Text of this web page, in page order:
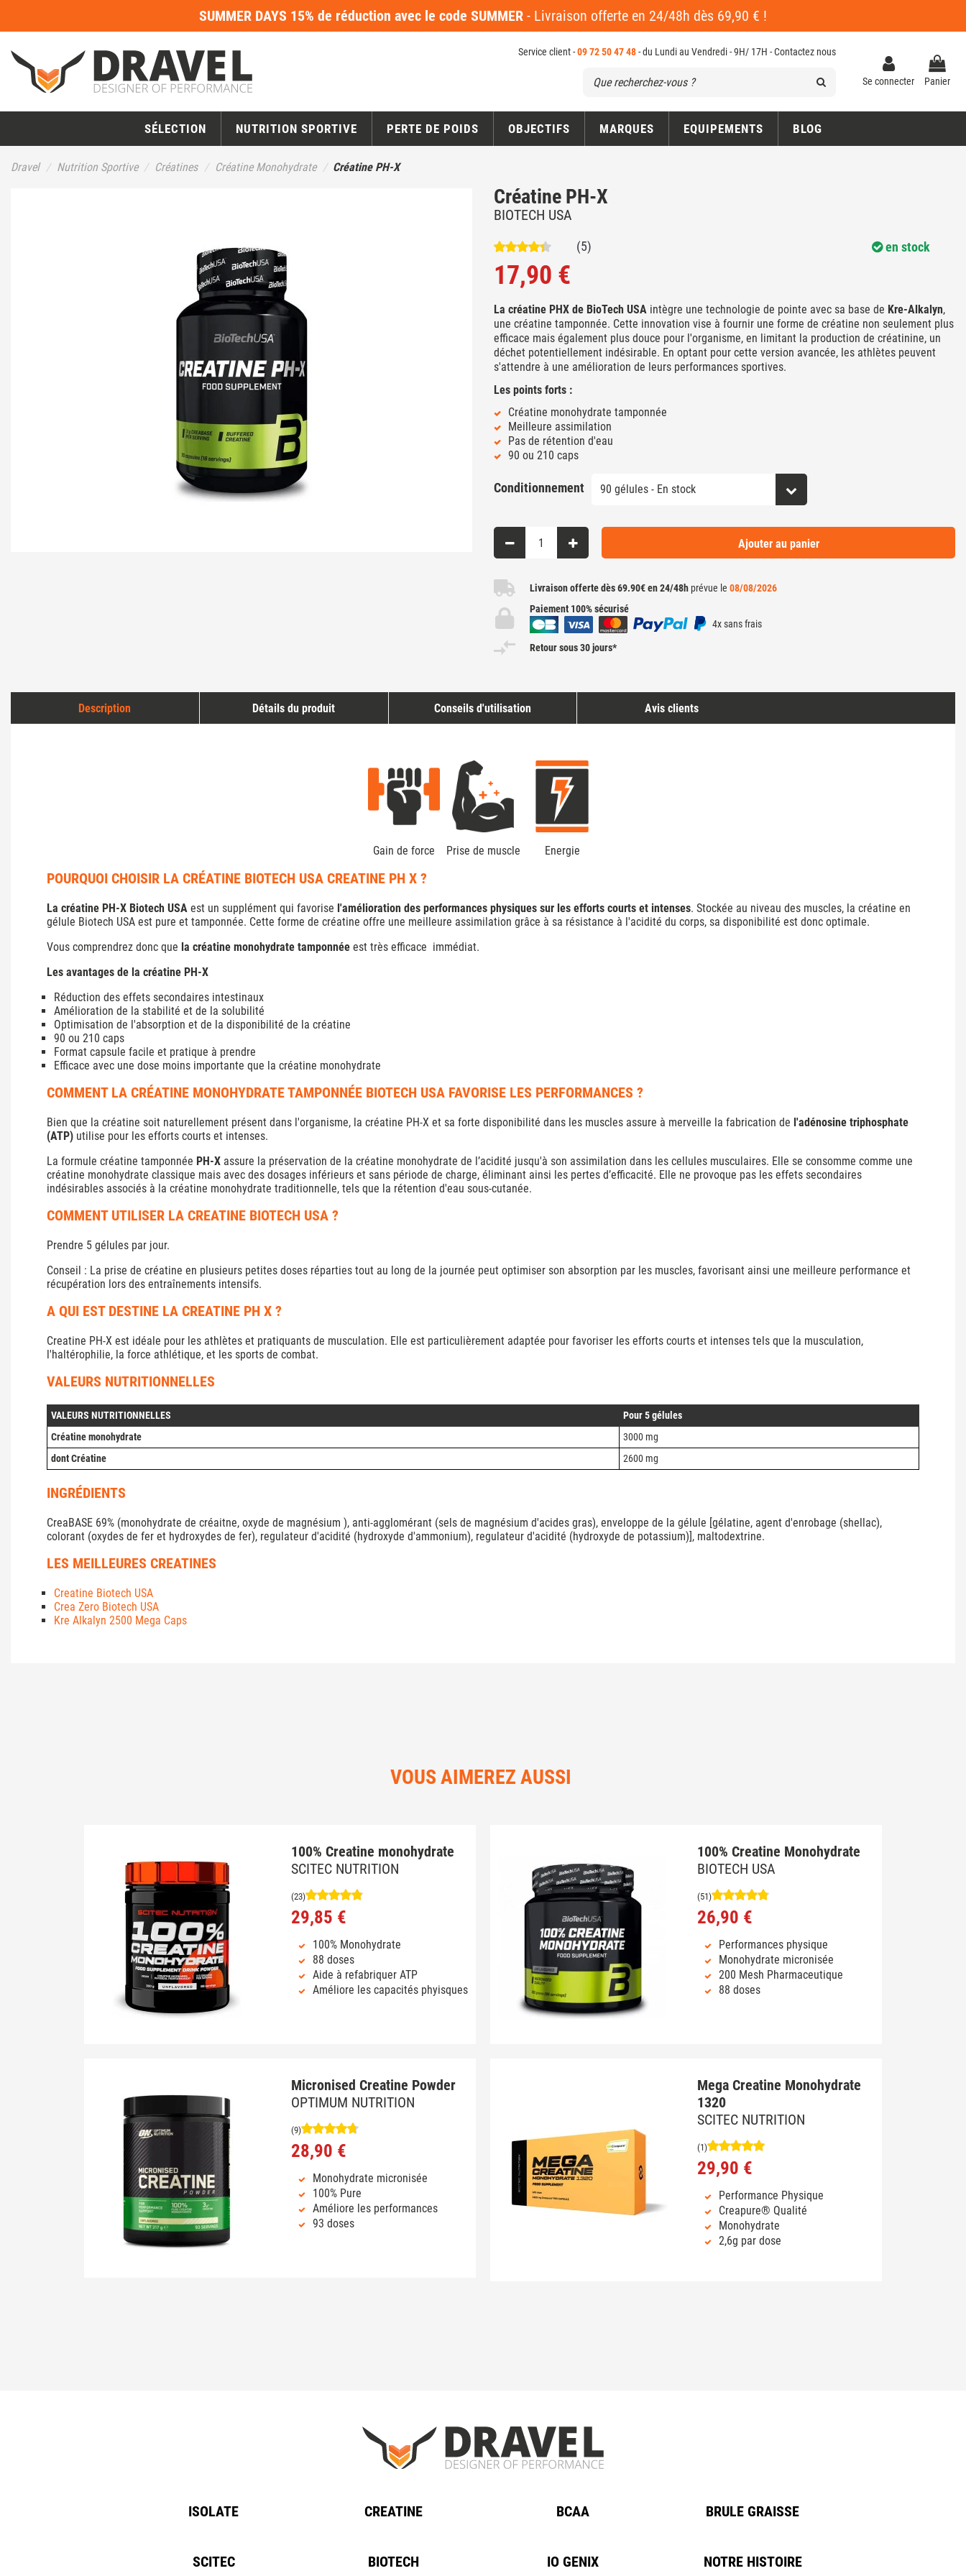
SUMMER DAYS 15% de réduction avec le code SUMMER - Livraison offerte en 24/48h dès 69,90 € !
Service client -09 72 50 47 48- du Lundi au Vendredi - 9H/ 17H -Contactez nous
Se connecter Panier
SÉLECTION NUTRITION SPORTIVE PERTE DE POIDS OBJECTIFS MARQUES EQUIPEMENTS BLOG
Dravel Nutrition Sportive Créatines Créatine Monohydrate Créatine PH-X
Créatine PH-X
BIOTECH USA
(5)
17,90 €
La créatine PHX de BioTech USA intègre une technologie de pointe avec sa base de Kre-Alkalyn,
une créatine tamponnée. Cette innovation vise à fournir une forme de créatine non seulement plus
efficace mais également plus douce pour l'organisme, en limitant la production de créatinine, un
déchet potentiellement indésirable. En optant pour cette version avancée, les athlètes peuvent
s'attendre à une amélioration de leurs performances sportives.
Les points forts :
Créatine monohydrate tamponnée
Meilleure assimilation
Pas de rétention d'eau
90 ou 210 caps
Conditionnement
Ajouter au panier
Livraison offerte dès 69.90€ en 24/48h prévue le 08/08/2026
Paiement 100% sécurisé
4x sans frais
Retour sous 30 jours*
en stock
Description Détails du produit Conseils d'utilisation Avis clients
Gain de force Prise de muscle Energie
POURQUOI CHOISIR LA CRÉATINE BIOTECH USA CREATINE PH X ?
La créatine PH-X Biotech USA est un supplément qui favorise l'amélioration des performances physiques sur les efforts courts et intenses. Stockée au niveau des muscles, la créatine en
gélule Biotech USA est pure et tamponnée. Cette forme de créatine offre une meilleure assimilation grâce à sa résistance à l'acidité du corps, sa disponibilité est donc optimale.
Vous comprendrez donc que la créatine monohydrate tamponnée est très efficace immédiat.
Les avantages de la créatine PH-X
Réduction des effets secondaires intestinaux
Amélioration de la stabilité et de la solubilité
Optimisation de l'absorption et de la disponibilité de la créatine
90 ou 210 caps
Format capsule facile et pratique à prendre
Efficace avec une dose moins importante que la créatine monohydrate
COMMENT LA CRÉATINE MONOHYDRATE TAMPONNÉE BIOTECH USA FAVORISE LES PERFORMANCES ?
Bien que la créatine soit naturellement présent dans l'organisme, la créatine PH-X et sa forte disponibilité dans les muscles assure à merveille la fabrication de l'adénosine triphosphate
(ATP) utilise pour les efforts courts et intenses.
La formule créatine tamponnée PH-X assure la préservation de la créatine monohydrate de l’acidité jusqu'à son assimilation dans les cellules musculaires. Elle se consomme comme une
créatine monohydrate classique mais avec des dosages inférieurs et sans période de charge, éliminant ainsi les pertes d’efficacité. Elle ne provoque pas les effets secondaires
indésirables associés à la créatine monohydrate traditionnelle, tels que la rétention d'eau sous-cutanée.
COMMENT UTILISER LA CREATINE BIOTECH USA ?
Prendre 5 gélules par jour.
Conseil : La prise de créatine en plusieurs petites doses réparties tout au long de la journée peut optimiser son absorption par les muscles, favorisant ainsi une meilleure performance et
récupération lors des entraînements intensifs.
A QUI EST DESTINE LA CREATINE PH X ?
Creatine PH-X est idéale pour les athlètes et pratiquants de musculation. Elle est particulièrement adaptée pour favoriser les efforts courts et intenses tels que la musculation,
l'haltérophilie, la force athlétique, et les sports de combat.
VALEURS NUTRITIONNELLES
VALEURS NUTRITIONNELLES
Pour 5 gélules
Créatine monohydrate
3000 mg
dont Créatine
2600 mg
INGRÉDIENTS
CreaBASE 69% (monohydrate de créaitne, oxyde de magnésium ), anti-agglomérant (sels de magnésium d'acides gras), enveloppe de la gélule [gélatine, agent d'enrobage (shellac),
colorant (oxydes de fer et hydroxydes de fer), regulateur d'acidité (hydroxyde d'ammonium), regulateur d'acidité (hydroxyde de potassium)], maltodextrine.
LES MEILLEURES CREATINES
Creatine Biotech USA
Crea Zero Biotech USA
Kre Alkalyn 2500 Mega Caps
VOUS AIMEREZ AUSSI
100% Creatine monohydrate
SCITEC NUTRITION
(23)
29,85 €
100% Monohydrate
88 doses
Aide à refabriquer ATP
Améliore les capacités phyisques
100% Creatine Monohydrate
BIOTECH USA
(51)
26,90 €
Performances physique
Monohydrate micronisée
200 Mesh Pharmaceutique
88 doses
Micronised Creatine Powder
OPTIMUM NUTRITION
(9)
28,90 €
Monohydrate micronisée
100% Pure
Améliore les performances
93 doses
Mega Creatine Monohydrate
1320
SCITEC NUTRITION
(1)
29,90 €
Performance Physique
Creapure® Qualité
Monohydrate
2,6g par dose
ISOLATE CREATINE BCAA BRULE GRAISSE
SCITEC BIOTECH IO GENIX NOTRE HISTOIRE